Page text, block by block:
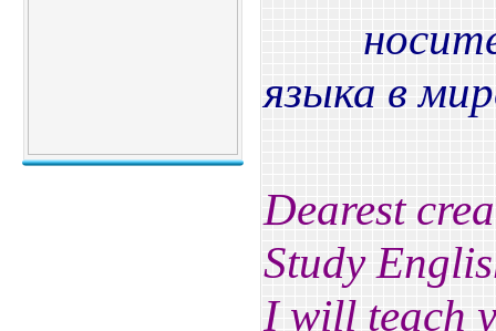
языка в
Dearest
Study
I will teach